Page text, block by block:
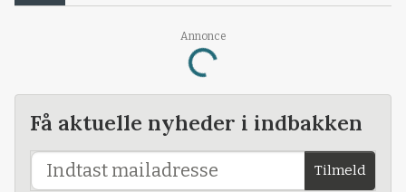
Annonce
Loading...
Få aktuelle nyheder i indbakken
Tilmeld